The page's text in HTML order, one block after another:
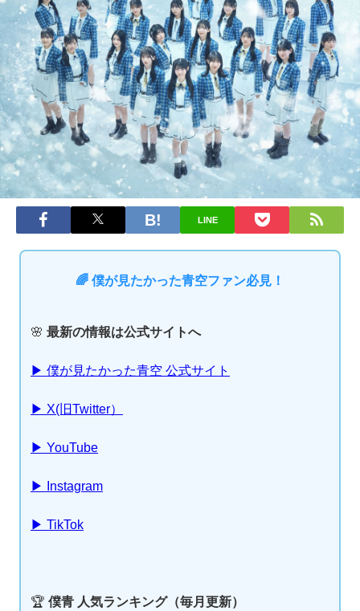
LINE
🌈 僕が見たかった青空ファン必見！
🌸 最新の情報は公式サイトへ
▶ 僕が見たかった青空 公式サイト
▶ X(旧Twitter）
▶ YouTube
▶ Instagram
▶ TikTok
🏆 僕青 人気ランキング（毎月更新）